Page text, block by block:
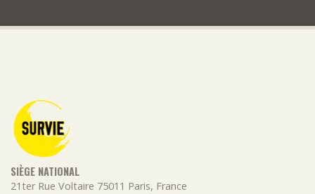
SIÈGE NATIONAL
21ter Rue Voltaire 75011 Paris, France